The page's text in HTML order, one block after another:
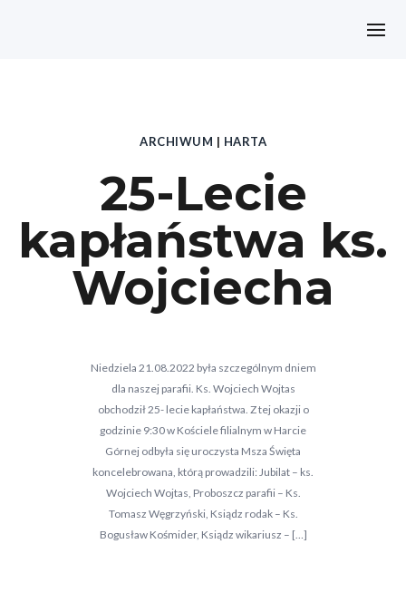
ARCHIWUM | HARTA
25-Lecie
kapłaństwa ks.
Wojciecha
Niedziela 21.08.2022 była szczególnym dniem
dla naszej parafii. Ks. Wojciech Wojtas
obchodził 25- lecie kapłaństwa. Z tej okazji o
godzinie 9:30 w Kościele filialnym w Harcie
Górnej odbyła się uroczysta Msza Święta
koncelebrowana, którą prowadzili: Jubilat – ks.
Wojciech Wojtas, Proboszcz parafii – Ks.
Tomasz Węgrzyński, Ksiądz rodak – Ks.
Bogusław Kośmider, Ksiądz wikariusz – […]